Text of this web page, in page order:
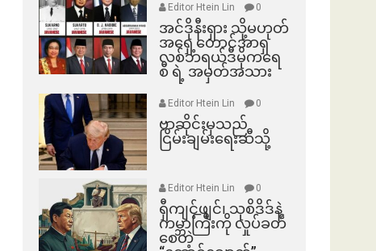
Editor Htein Lin 0
အင်ဒိုနီးရှား သို့မဟုတ်
အရှေ့တောင်အာရှ
လစ်ဘရယ်ဒီမိုကရေ
စီ ရဲ့ အမှတ်အသား
Editor Htein Lin 0
ဗာဆိုင်းမှသည်
ငြိမ်းချမ်းရေးဆီသို့
Editor Htein Lin 0
ရှီကျင့်ဖျင်၊ သုစိဒိဒ်နဲ့
ကမ္ဘာကြီးကို လှုပ်ခတ်
စေတဲ့